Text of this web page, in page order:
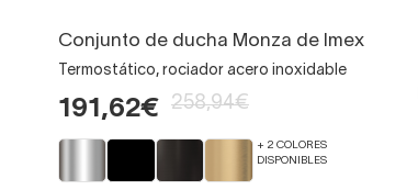
Conjunto de ducha Monza de Imex
Termostático, rociador acero inoxidable
191,62€ 258,94€
+ 2 COLORES
DISPONIBLES